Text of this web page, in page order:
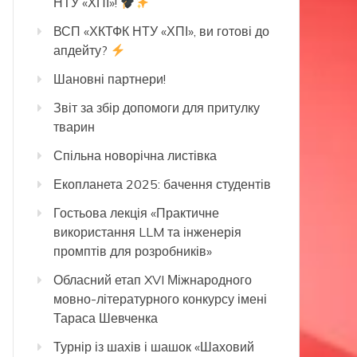
ВСП «ХКТФК НТУ «ХПІ», ви готові до
апдейту?
Шановні партнери!
Звіт за збір допомоги для притулку
тварин
Спільна новорічна листівка
Екопланета 2025: бачення студентів
Гостьова лекція «Практичне
використання LLM та інженерія
промптів для розробників»
Обласний етап XVI Міжнародного
мовно-літературного конкурсу імені
Тараса Шевченка
Турнір із шахів і шашок «Шаховий